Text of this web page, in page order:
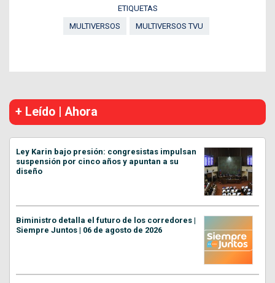
ETIQUETAS
MULTIVERSOS
MULTIVERSOS TVU
+ Leído | Ahora
Ley Karin bajo presión: congresistas impulsan
suspensión por cinco años y apuntan a su
diseño
Biministro detalla el futuro de los corredores |
Siempre Juntos | 06 de agosto de 2026